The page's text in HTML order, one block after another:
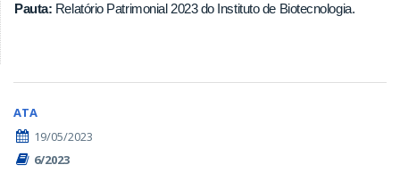
Pauta: Relatório Patrimonial 2023 do Instituto de Biotecnologia.
ATA
19/05/2023
6/2023